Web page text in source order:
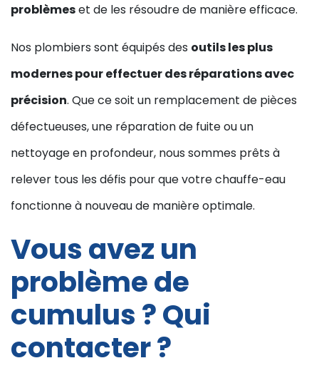
problèmeset de les résoudre de manière efficace.
Nos plombiers sont équipés des outils les plus
modernes pour effectuer des réparations avec
précision. Que ce soit un remplacement de pièces
défectueuses, une réparation de fuite ou un
nettoyage en profondeur, nous sommes prêts à
relever tous les défis pour que votre chauffe-eau
fonctionne à nouveau de manière optimale.
Vous avez un
problème de
cumulus ? Qui
contacter ?